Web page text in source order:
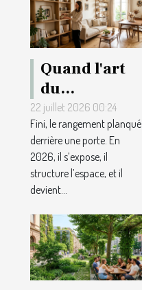
Quand l'art
du
rangement
repense la
décoration
intérieure
moderne
22 juillet 2026 00:24
Fini, le rangement planqué
derrière une porte. En
2026, il s’expose, il
structure l’espace, et il
devient...